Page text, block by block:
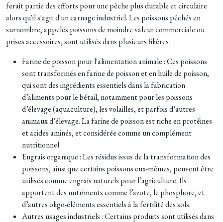
ferait partie des efforts pour une pêche plus durable et circulaire
alors qu'il s'agit d'un carnage industriel. Les poissons pêchés en
surnombre, appelés poissons de moindre valeur commerciale ou
prises accessoires, sont utilisés dans plusieurs filières :
Farine de poisson pour l'alimentation animale : Ces poissons
sont transformés en farine de poisson et en huile de poisson,
qui sont des ingrédients essentiels dans la fabrication
d’aliments pour le bétail, notamment pour les poissons
d’élevage (aquaculture), les volailles, et parfois d’autres
animaux d’élevage. La farine de poisson est riche en protéines
et acides aminés, et considérée comme un complément
nutritionnel.
Engrais organique : Les résidus issus de la transformation des
poissons, ainsi que certains poissons eux-mêmes, peuvent être
utilisés comme engrais naturels pour l’agriculture. Ils
apportent des nutriments comme l’azote, le phosphore, et
d’autres oligo-éléments essentiels à la fertilité des sols.
Autres usages industriels : Certains produits sont utilisés dans